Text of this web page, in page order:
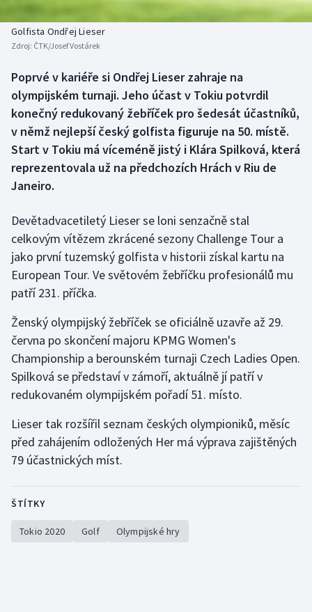
Biatlon
Box
Curling
Dostihy
Futsal
Golf
Gymnastika
Házená
Jezdectví
Judo
Krasobruslení
Lezení
Lyže a snowboard
Moderní pětiboj
Aplikace ČT sport
Golfista Ondřej Lieser
Zdroj: ČTK/Josef Vostárek
Poprvé v kariéře si Ondřej Lieser zahraje na
olympijském turnaji. Jeho účast v Tokiu potvrdil
konečný redukovaný žebříček pro šedesát účastníků,
v němž nejlepší český golfista figuruje na 50. místě.
Start v Tokiu má víceméně jistý i Klára Spilková, která
reprezentovala už na předchozích Hrách v Riu de
Janeiro.
Devětadvacetiletý Lieser se loni senzačně stal
celkovým vítězem zkrácené sezony Challenge Tour a
jako první tuzemský golfista v historii získal kartu na
European Tour. Ve světovém žebříčku profesionálů mu
patří 231. příčka.
Ženský olympijský žebříček se oficiálně uzavře až 29.
června po skončení majoru KPMG Women's
Championship a berounském turnaji Czech Ladies Open.
Spilková se představí v zámoří, aktuálně jí patří v
redukovaném olympijském pořadí 51. místo.
Lieser tak rozšířil seznam českých olympioniků, měsíc
před zahájením odložených Her má výprava zajištěných
79 účastnických míst.
ŠTÍTKY
Tokio 2020 Golf Olympijské hry